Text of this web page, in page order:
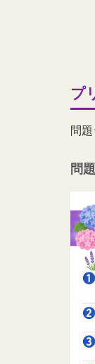
プ
問
問